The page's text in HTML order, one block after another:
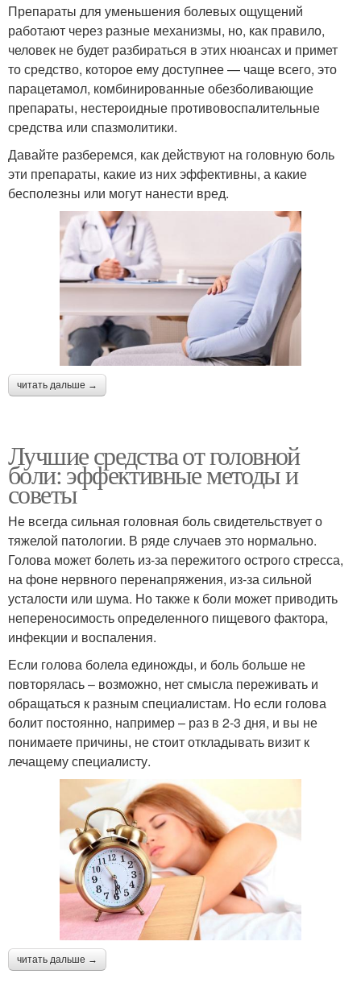
Препараты для уменьшения болевых ощущений
работают через разные механизмы, но, как правило,
человек не будет разбираться в этих нюансах и примет
то средство, которое ему доступнее — чаще всего, это
парацетамол, комбинированные обезболивающие
препараты, нестероидные противовоспалительные
средства или спазмолитики.
Давайте разберемся, как действуют на головную боль
эти препараты, какие из них эффективны, а какие
бесполезны или могут нанести вред.
читать дальше →
Лучшие средства от головной
боли: эффективные методы и
советы
Не всегда сильная головная боль свидетельствует о
тяжелой патологии. В ряде случаев это нормально.
Голова может болеть из-за пережитого острого стресса,
на фоне нервного перенапряжения, из-за сильной
усталости или шума. Но также к боли может приводить
непереносимость определенного пищевого фактора,
инфекции и воспаления.
Если голова болела единожды, и боль больше не
повторялась – возможно, нет смысла переживать и
обращаться к разным специалистам. Но если голова
болит постоянно, например – раз в 2-3 дня, и вы не
понимаете причины, не стоит откладывать визит к
лечащему специалисту.
читать дальше →